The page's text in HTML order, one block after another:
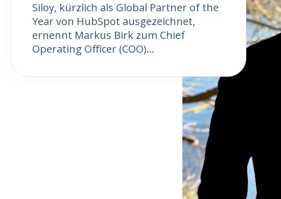
Siloy, kürzlich als Global Partner of the
Year von HubSpot ausgezeichnet,
ernennt Markus Birk zum Chief
Operating Officer (COO)...